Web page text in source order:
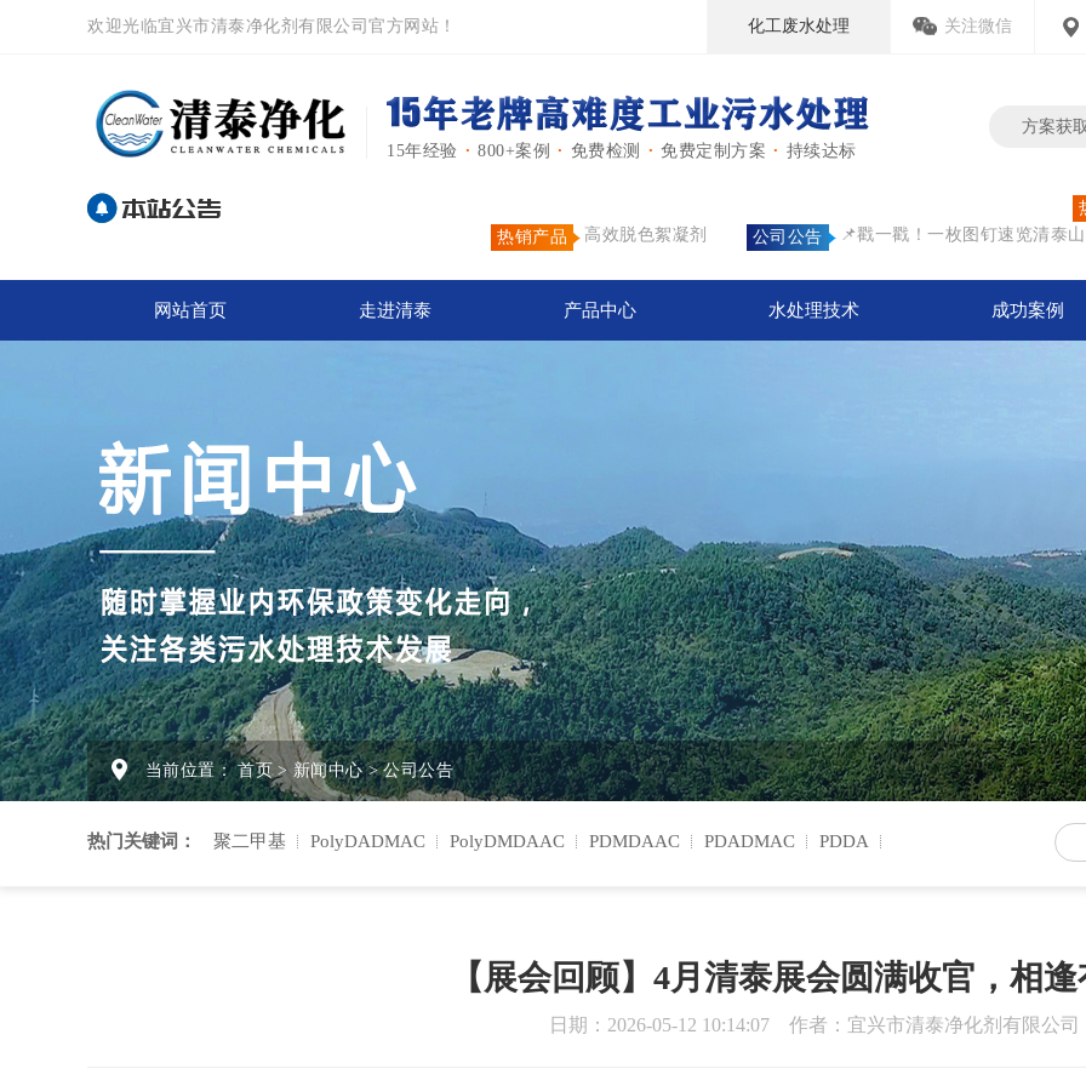
欢迎光临宜兴市清泰净化剂有限公司官方网站！ 化工废水处理 关注微信
15年经验 · 800+案例 · 免费检测 · 免费定制方案 · 持续达标
方案获
公司公告
📌戳一戳！一枚图钉速览清泰
热销产品 高效脱色絮凝剂
网站首页 走进清泰 产品中心 水处理技术 成功案例
当前位置： 首页 > 新闻中心 > 公司公告
热门关键词： 聚二甲基 PolyDADMAC PolyDMDAAC PDMDAAC PDADMAC PDDA
【展会回顾】4月清泰展会圆满收官，相
日期：2026-05-12 10:14:07 作者：宜兴市清泰净化剂有限公司